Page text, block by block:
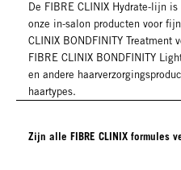
De FIBRE CLINIX Hydrate-lijn
onze in-salon producten voor
CLINIX BONDFINITY Treatment
FIBRE CLINIX BONDFINITY
en andere
haartypes.
Zijn alle FIBRE CLINIX formules